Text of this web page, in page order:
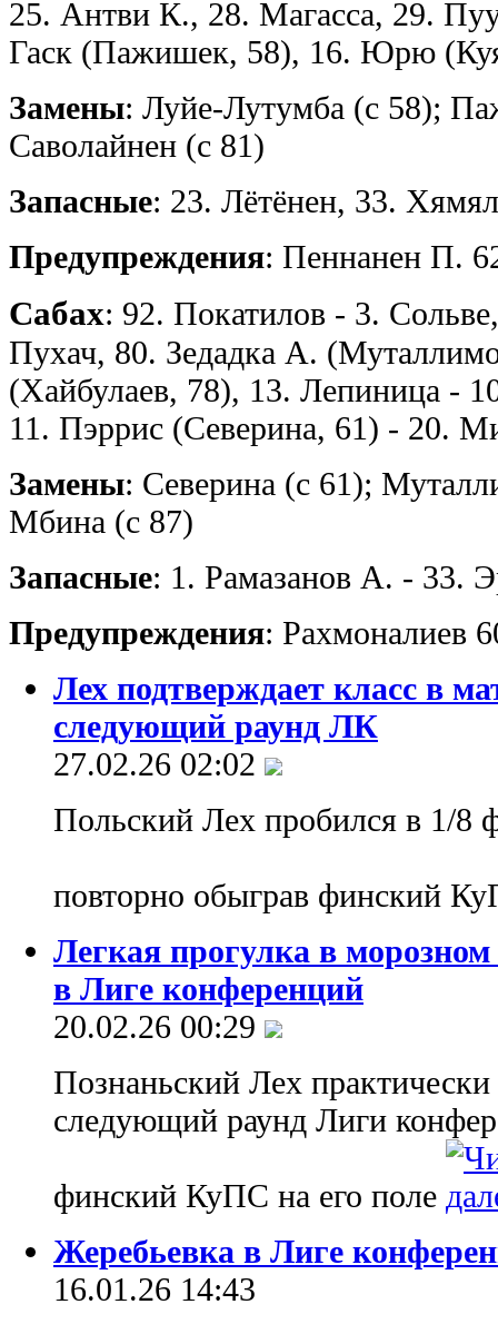
25. Антви К., 28. Магасса, 29.
Гаск (Пажишек, 58), 16. Юрю
Замены: Луйе-Лутумба (с 58);
Саволайнен (с 81)
Запасные: 23. Лётёнен, 33.
Предупреждения: Пеннанен П.
Сабах: 92. Покатилов - 3.
Пухач, 80. Зедадка А.
(Хайбулаев, 78), 13. Лепиница -
11. Пэррис (Северина, 61) - 20.
Замены: Северина (с 61);
Мбина (с 87)
Запасные: 1. Рамазанов А. - 33.
Предупреждения: Рахмоналиев
Лех подтверждает класс в
следующий раунд ЛК
27.02.26 02:02
Польский Лех пробился в 1/8
повторно обыграв финский
Легкая прогулка в
в Лиге конференций
20.02.26 00:29
Познаньский Лех практически
следующий раунд Лиги
финский КуПС на его поле
Жеребьевка в Лиге
16.01.26 14:43